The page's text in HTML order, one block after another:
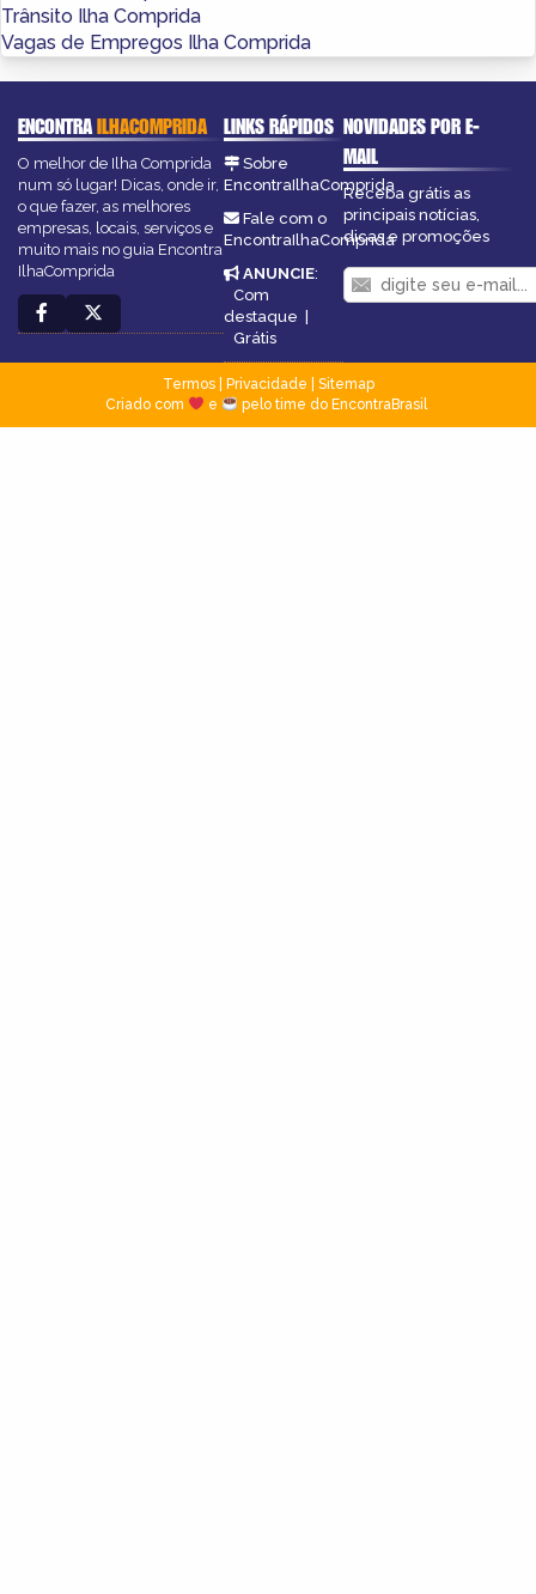
Trânsito Ilha Comprida
Vagas de Empregos Ilha Comprida
ENCONTRAILHACOMPRIDA
O melhor de Ilha Comprida
num só lugar! Dicas, onde ir,
o que fazer, as melhores
empresas, locais, serviços e
muito mais no guia Encontra
IlhaComprida
LINKS RÁPIDOS
Sobre
EncontraIlhaComprida
Fale com o
EncontraIlhaComprida
ANUNCIE:
Com
destaque
Grátis
NOVIDADES POR E-
MAIL
Receba grátis as
principais notícias,
dicas e promoções
Termos| Privacidade
Sitemap
Criado com
e pelo time do EncontraBrasil